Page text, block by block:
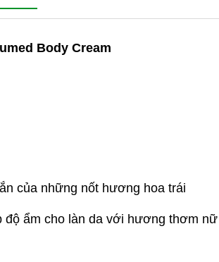
Body Cream
của những nốt hương hoa trái
độ ẩm cho làn da với hương thơm